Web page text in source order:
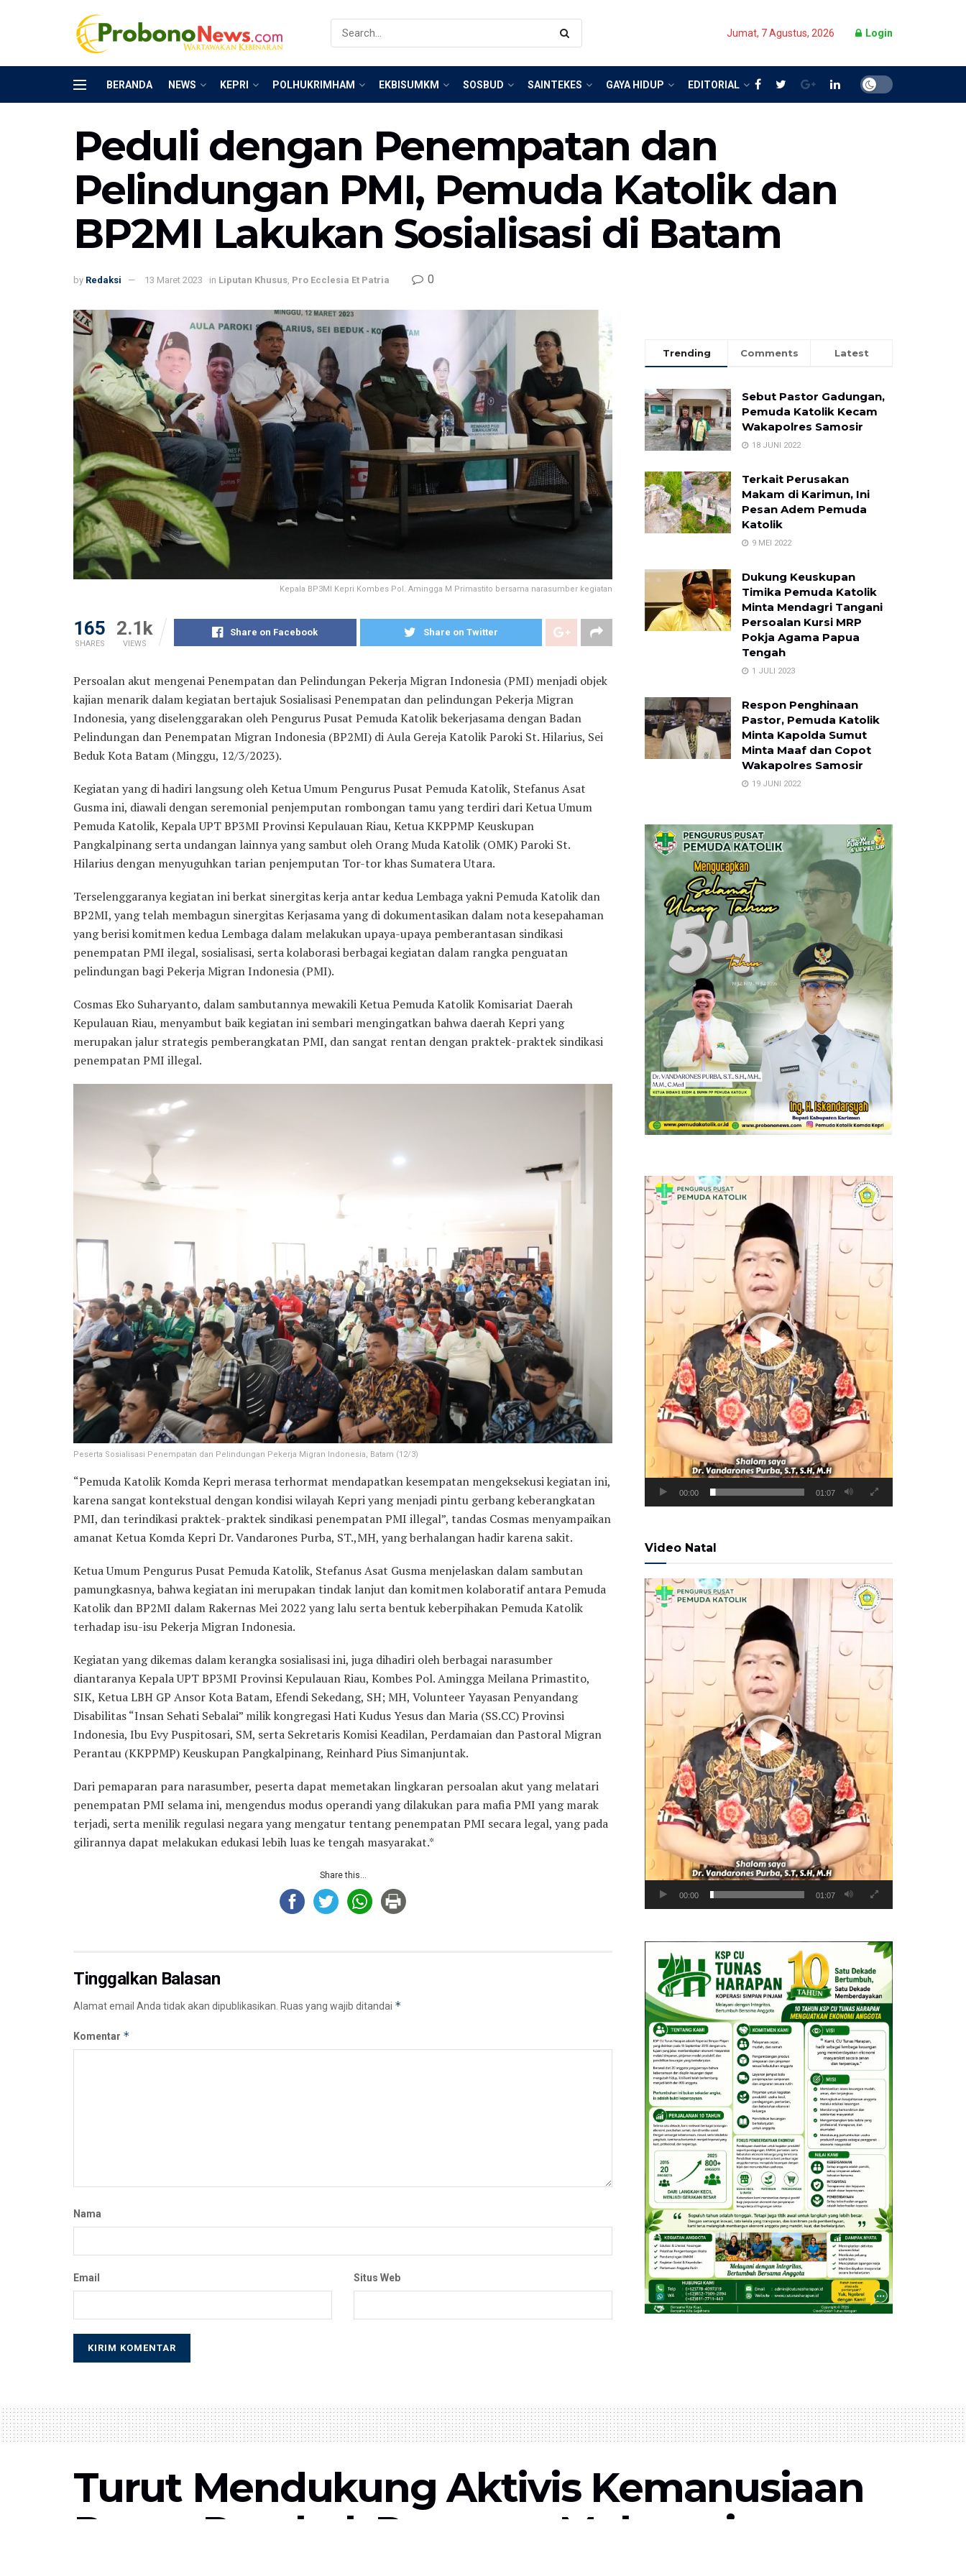
Jumat, 7 Agustus, 2026 Login
BERANDA NEWS KEPRI POLHUKRIMHAM EKBISUMKM SOSBUD SAINTEKES GAYA HIDUP EDITORIAL
Peduli dengan Penempatan dan
Pelindungan PMI, Pemuda Katolik dan
BP2MI Lakukan Sosialisasi di Batam
by Redaksi 13 Maret 2023 in Liputan Khusus, Pro Ecclesia Et Patria 0
Kepala BP3MI Kepri Kombes Pol. Amingga M Primastito bersama narasumber kegiatan
165
SHARES
2.1k
VIEWS
Share on Facebook Share on Twitter
Persoalan akut mengenai Penempatan dan Pelindungan Pekerja Migran Indonesia (PMI) menjadi objek
kajian menarik dalam kegiatan bertajuk Sosialisasi Penempatan dan pelindungan Pekerja Migran
Indonesia, yang diselenggarakan oleh Pengurus Pusat Pemuda Katolik bekerjasama dengan Badan
Pelindungan dan Penempatan Migran Indonesia (BP2MI) di Aula Gereja Katolik Paroki St. Hilarius, Sei
Beduk Kota Batam (Minggu, 12/3/2023).
Kegiatan yang di hadiri langsung oleh Ketua Umum Pengurus Pusat Pemuda Katolik, Stefanus Asat
Gusma ini, diawali dengan seremonial penjemputan rombongan tamu yang terdiri dari Ketua Umum
Pemuda Katolik, Kepala UPT BP3MI Provinsi Kepulauan Riau, Ketua KKPPMP Keuskupan
Pangkalpinang serta undangan lainnya yang sambut oleh Orang Muda Katolik (OMK) Paroki St.
Hilarius dengan menyuguhkan tarian penjemputan Tor-tor khas Sumatera Utara.
Terselenggaranya kegiatan ini berkat sinergitas kerja antar kedua Lembaga yakni Pemuda Katolik dan
BP2MI, yang telah membagun sinergitas Kerjasama yang di dokumentasikan dalam nota kesepahaman
yang berisi komitmen kedua Lembaga dalam melakukan upaya-upaya pemberantasan sindikasi
penempatan PMI ilegal, sosialisasi, serta kolaborasi berbagai kegiatan dalam rangka penguatan
pelindungan bagi Pekerja Migran Indonesia (PMI).
Cosmas Eko Suharyanto, dalam sambutannya mewakili Ketua Pemuda Katolik Komisariat Daerah
Kepulauan Riau, menyambut baik kegiatan ini sembari mengingatkan bahwa daerah Kepri yang
merupakan jalur strategis pemberangkatan PMI, dan sangat rentan dengan praktek-praktek sindikasi
penempatan PMI illegal.
Peserta Sosialisasi Penempatan dan Pelindungan Pekerja Migran Indonesia, Batam (12/3)
“Pemuda Katolik Komda Kepri merasa terhormat mendapatkan kesempatan mengeksekusi kegiatan ini,
karena sangat kontekstual dengan kondisi wilayah Kepri yang menjadi pintu gerbang keberangkatan
PMI, dan terindikasi praktek-praktek sindikasi penempatan PMI illegal”, tandas Cosmas menyampaikan
amanat Ketua Komda Kepri Dr. Vandarones Purba, ST.,MH, yang berhalangan hadir karena sakit.
Ketua Umum Pengurus Pusat Pemuda Katolik, Stefanus Asat Gusma menjelaskan dalam sambutan
pamungkasnya, bahwa kegiatan ini merupakan tindak lanjut dan komitmen kolaboratif antara Pemuda
Katolik dan BP2MI dalam Rakernas Mei 2022 yang lalu serta bentuk keberpihakan Pemuda Katolik
terhadap isu-isu Pekerja Migran Indonesia.
Kegiatan yang dikemas dalam kerangka sosialisasi ini, juga dihadiri oleh berbagai narasumber
diantaranya Kepala UPT BP3MI Provinsi Kepulauan Riau, Kombes Pol. Amingga Meilana Primastito,
SIK, Ketua LBH GP Ansor Kota Batam, Efendi Sekedang, SH; MH, Volunteer Yayasan Penyandang
Disabilitas “Insan Sehati Sebalai” milik kongregasi Hati Kudus Yesus dan Maria (SS.CC) Provinsi
Indonesia, Ibu Evy Puspitosari, SM, serta Sekretaris Komisi Keadilan, Perdamaian dan Pastoral Migran
Perantau (KKPPMP) Keuskupan Pangkalpinang, Reinhard Pius Simanjuntak.
Dari pemaparan para narasumber, peserta dapat memetakan lingkaran persoalan akut yang melatari
penempatan PMI selama ini, mengendus modus operandi yang dilakukan para mafia PMI yang marak
terjadi, serta menilik regulasi negara yang mengatur tentang penempatan PMI secara legal, yang pada
gilirannya dapat melakukan edukasi lebih luas ke tengah masyarakat.*
Share this...
Tinggalkan Balasan
Alamat email Anda tidak akan dipublikasikan. Ruas yang wajib ditandai *
Komentar *
Nama
Email Situs Web
Trending Comments Latest
Sebut Pastor Gadungan,
Pemuda Katolik Kecam
Wakapolres Samosir
18 JUNI 2022
Terkait Perusakan
Makam di Karimun, Ini
Pesan Adem Pemuda
Katolik
9 MEI 2022
Dukung Keuskupan
Timika Pemuda Katolik
Minta Mendagri Tangani
Persoalan Kursi MRP
Pokja Agama Papua
Tengah
1 JULI 2023
Respon Penghinaan
Pastor, Pemuda Katolik
Minta Kapolda Sumut
Minta Maaf dan Copot
Wakapolres Samosir
19 JUNI 2022
Pemutar
Video
00:00 01:07
Video Natal
Pemutar
Video
00:00 01:07
Turut Mendukung Aktivis Kemanusiaan
Romo Paschal, Rumpun Melanesia